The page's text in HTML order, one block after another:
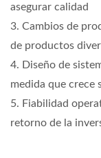
asegurar calidad
3. Cambios de
de productos
4. Diseño de
medida que crece
5. Fiabilidad
retorno de la